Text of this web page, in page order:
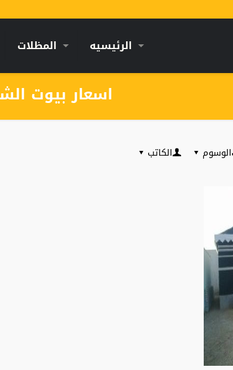
الرئيسيه المظلات
اسعار بيوت
الوسوم الكاتب